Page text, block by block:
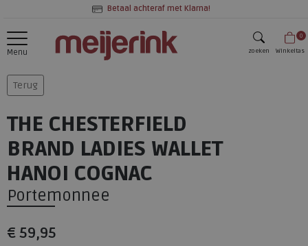
Betaal achteraf met Klarna!
Menu zoeken
0
Winkeltas
Terug
THE CHESTERFIELD
BRAND LADIES WALLET
HANOI COGNAC
Portemonnee
€ 59,95